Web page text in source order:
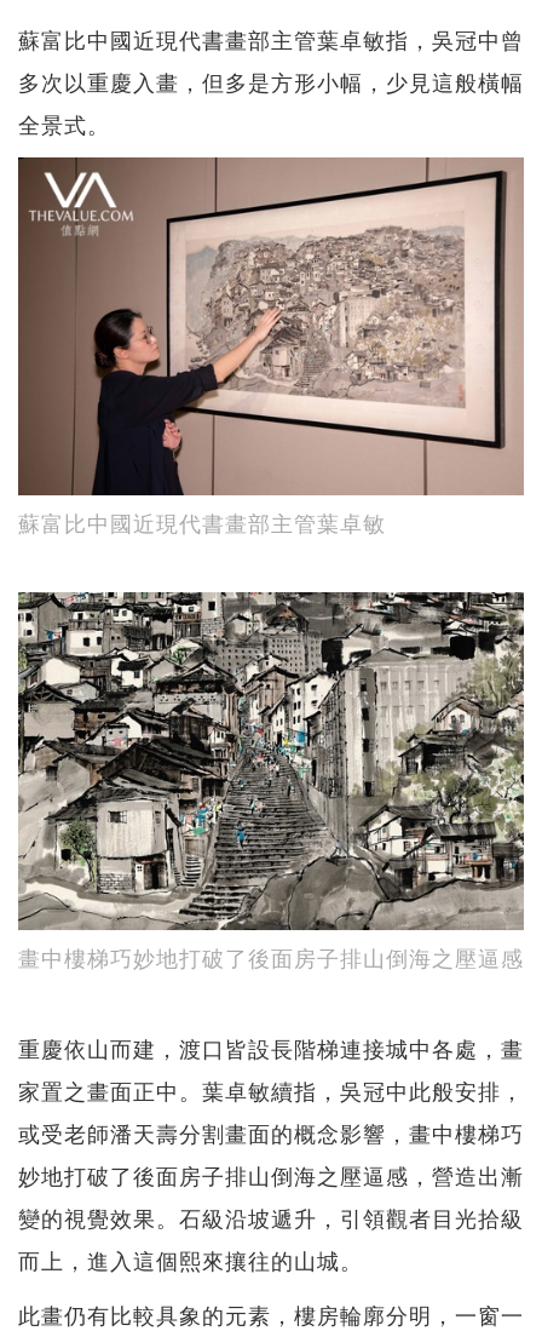
蘇富比中國近現代書畫部主管葉卓敏指，吳冠中曾
多次以重慶入畫，但多是方形小幅，少見這般橫幅
全景式。
蘇富比中國近現代書畫部主管葉卓敏
畫中樓梯巧妙地打破了後面房子排山倒海之壓逼感
重慶依山而建，渡口皆設長階梯連接城中各處，畫
家置之畫面正中。葉卓敏續指，吳冠中此般安排，
或受老師潘天壽分割畫面的概念影響，畫中樓梯巧
妙地打破了後面房子排山倒海之壓逼感，營造出漸
變的視覺效果。石級沿坡遞升，引領觀者目光拾級
而上，進入這個熙來攘往的山城。
此畫仍有比較具象的元素，樓房輪廓分明，一窗一